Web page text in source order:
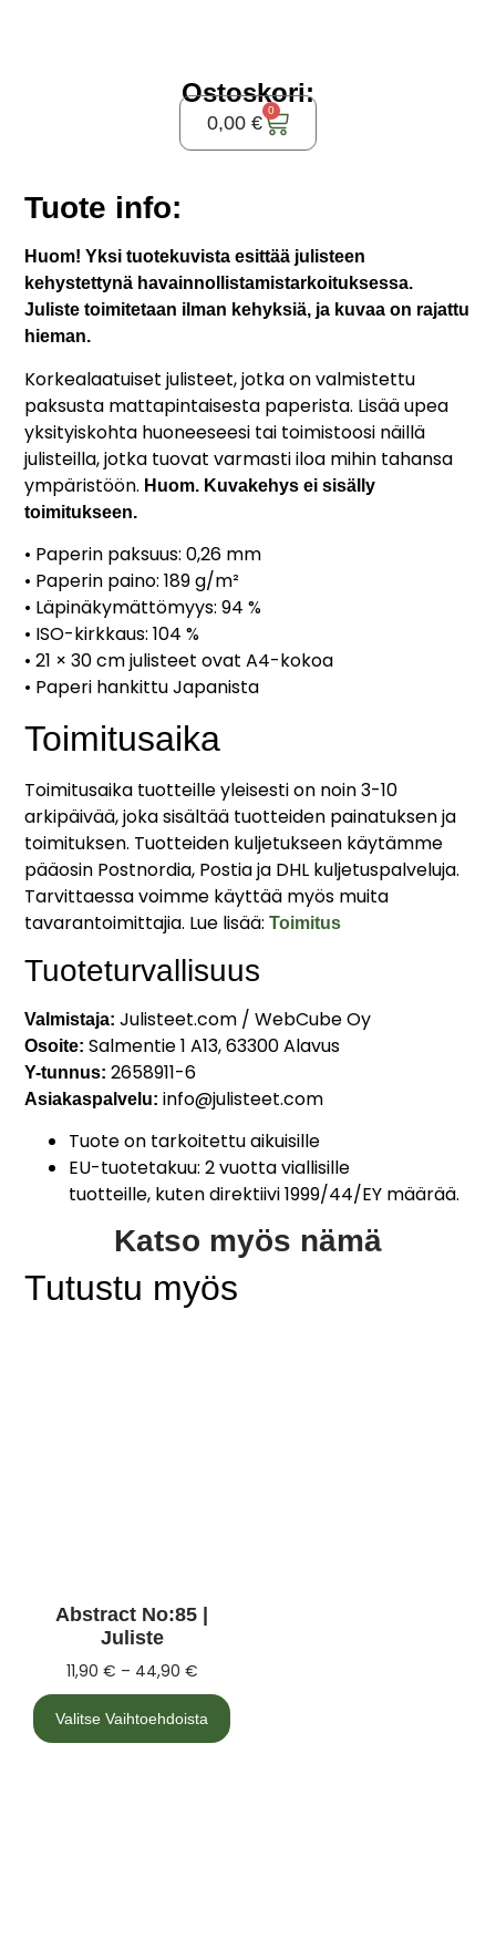
Ostoskori:
0,00 €
0
Tuote info:
Huom! Yksi tuotekuvista esittää julisteen
kehystettynä havainnollistamistarkoituksessa.
Juliste toimitetaan ilman kehyksiä, ja kuvaa on rajattu
hieman.
Korkealaatuiset julisteet, jotka on valmistettu
paksusta mattapintaisesta paperista. Lisää upea
yksityiskohta huoneeseesi tai toimistoosi näillä
julisteilla, jotka tuovat varmasti iloa mihin tahansa
ympäristöön. Huom. Kuvakehys ei sisälly
toimitukseen.
• Paperin paksuus: 0,26 mm
• Paperin paino: 189 g/m²
• Läpinäkymättömyys: 94 %
• ISO-kirkkaus: 104 %
• 21 × 30 cm julisteet ovat A4-kokoa
• Paperi hankittu Japanista
Toimitusaika
Toimitusaika tuotteille yleisesti on noin 3-10
arkipäivää, joka sisältää tuotteiden painatuksen ja
toimituksen. Tuotteiden kuljetukseen käytämme
pääosin Postnordia, Postia ja DHL kuljetuspalveluja.
Tarvittaessa voimme käyttää myös muita
tavarantoimittajia. Lue lisää:Toimitus
Tuoteturvallisuus
Valmistaja: Julisteet.com / WebCube Oy
Osoite: Salmentie 1 A13, 63300 Alavus
Y-tunnus: 2658911-6
Asiakaspalvelu: info@julisteet.com
Tuote on tarkoitettu aikuisille
EU-tuotetakuu: 2 vuotta viallisille
tuotteille, kuten direktiivi 1999/44/EY määrää.
Katso myös nämä
Tutustu myös
Abstract No:85 |
Juliste
11,90 € – 44,90 €
Valitse Vaihtoehdoista